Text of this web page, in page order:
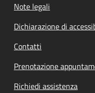
Note legali
Dichiarazione di
Contatti
Prenotazione
Richiedi assistenza